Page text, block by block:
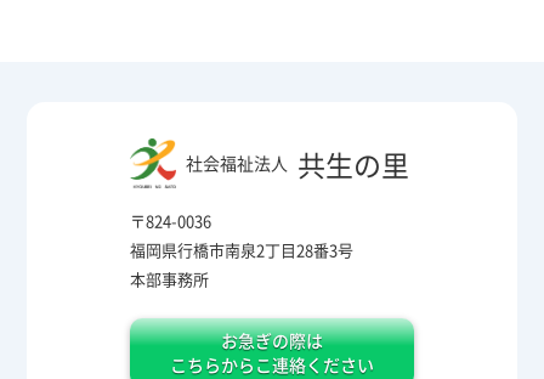
社会福祉法人 共生の里
〒824-0036
福岡県行橋市南泉2丁目28番3号
本部事務所
お急ぎの際は
こちらからこ連絡ください